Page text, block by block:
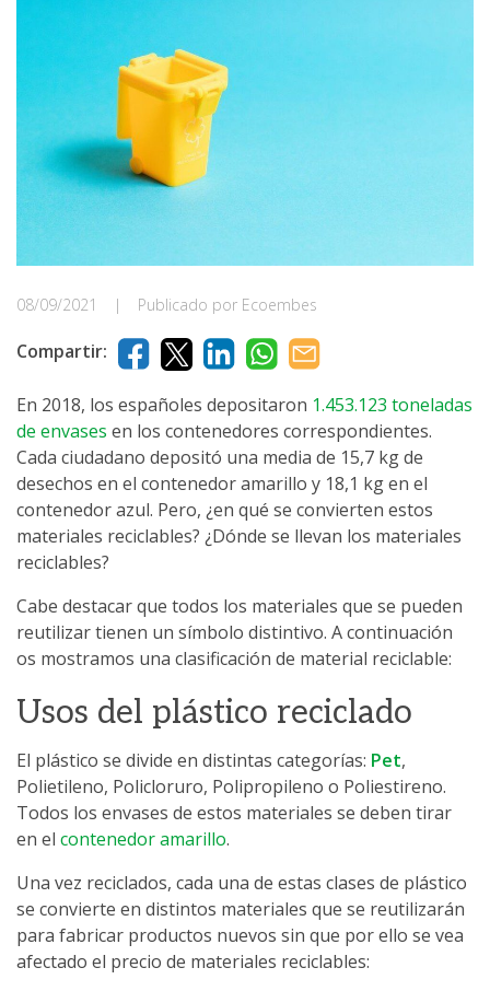
08/09/2021 | Publicado por Ecoembes
Compartir:
En 2018, los españoles depositaron 1.453.123 toneladas
de envases en los contenedores correspondientes.
Cada ciudadano depositó una media de 15,7 kg de
desechos en el contenedor amarillo y 18,1 kg en el
contenedor azul. Pero, ¿en qué se convierten estos
materiales reciclables? ¿Dónde se llevan los materiales
reciclables?
Cabe destacar que todos los materiales que se pueden
reutilizar tienen un símbolo distintivo. A continuación
os mostramos una clasificación de material reciclable:
Usos del plástico reciclado
El plástico se divide en distintas categorías: Pet,
Polietileno, Policloruro, Polipropileno o Poliestireno.
Todos los envases de estos materiales se deben tirar
en el contenedor amarillo.
Una vez reciclados, cada una de estas clases de plástico
se convierte en distintos materiales que se reutilizarán
para fabricar productos nuevos sin que por ello se vea
afectado el precio de materiales reciclables: